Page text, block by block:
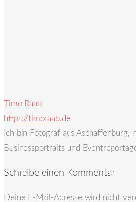
Timo Raab
https://timoraab.de
Ich bin Fotograf aus
Businessportraits und
Schreibe einen Kommentar
Deine E-Mail-Adresse wird nicht